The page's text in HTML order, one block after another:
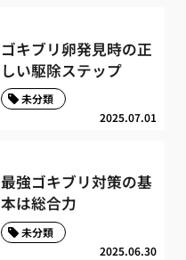
ゴキブリ卵発見時の正
しい駆除ステップ
2025.07.01
未分類
最強ゴキブリ対策の基
本は総合力
2025.06.30
未分類